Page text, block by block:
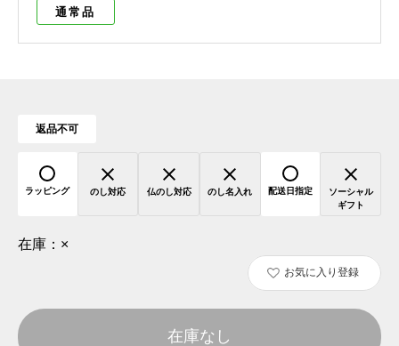
通常品
返品不可
ラッピング のし対応 仏のし対応 のし名入れ 配送日指定
ソーシャル
ギフト
在庫： ×
お気に入り登録
在庫なし